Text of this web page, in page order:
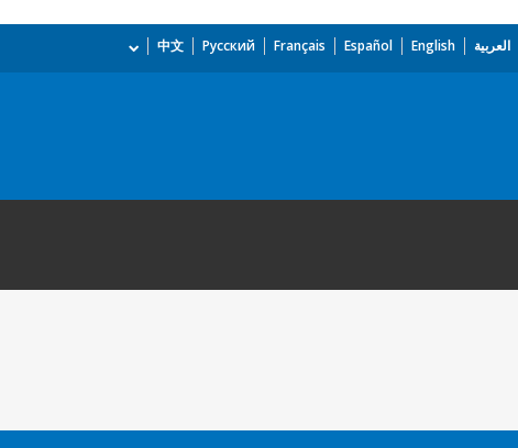
العربية English
Español
Français
Русский
中文